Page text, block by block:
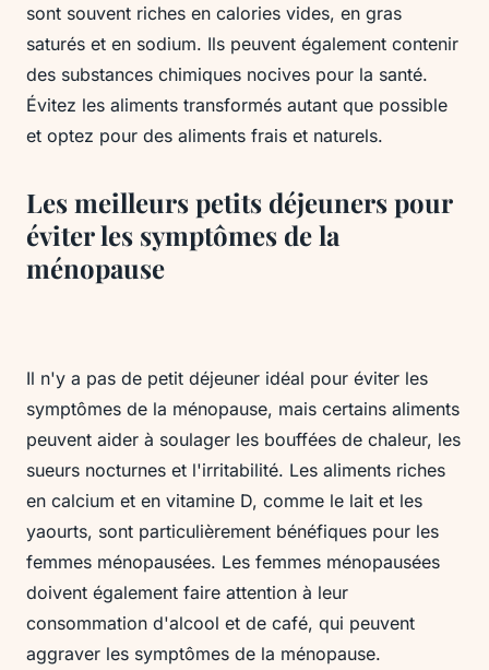
sont souvent riches en calories vides, en gras
saturés et en sodium. Ils peuvent également contenir
des substances chimiques nocives pour la santé.
Évitez les aliments transformés autant que possible
et optez pour des aliments frais et naturels.
Les meilleurs petits déjeuners pour
éviter les symptômes de la
ménopause
Il n'y a pas de petit déjeuner idéal pour éviter les
symptômes de la ménopause, mais certains aliments
peuvent aider à soulager les bouffées de chaleur, les
sueurs nocturnes et l'irritabilité. Les aliments riches
en calcium et en vitamine D, comme le lait et les
yaourts, sont particulièrement bénéfiques pour les
femmes ménopausées. Les femmes ménopausées
doivent également faire attention à leur
consommation d'alcool et de café, qui peuvent
aggraver les symptômes de la ménopause.